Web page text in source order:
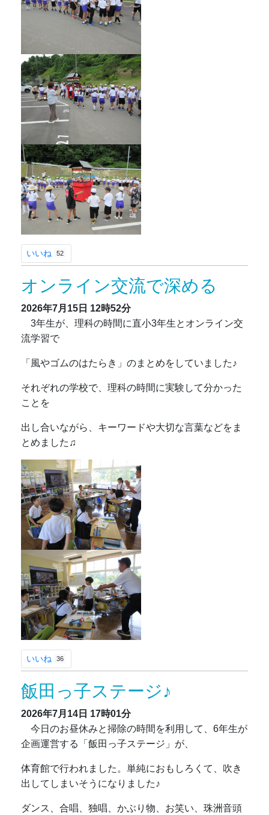
いいね 52
オンライン交流で深める
2026年7月15日 12時52分
3年生が、理科の時間に直小3年生とオンライン交
流学習で
「風やゴムのはたらき」のまとめをしていました♪
それぞれの学校で、理科の時間に実験して分かった
ことを
出し合いながら、キーワードや大切な言葉などをま
とめました♫
いいね 36
飯田っ子ステージ♪
2026年7月14日 17時01分
今日のお昼休みと掃除の時間を利用して、6年生が
企画運営する「飯田っ子ステージ」が、
体育館で行われました。単純におもしろくて、吹き
出してしまいそうになりました♪
ダンス、合唱、独唱、かぶり物、お笑い、珠洲音頭